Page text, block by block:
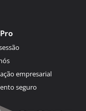
empresarial
seguro